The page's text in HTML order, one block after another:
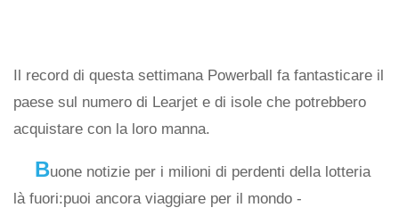
Il record di questa settimana Powerball fa fantasticare il
paese sul numero di Learjet e di isole che potrebbero
acquistare con la loro manna.
Buone notizie per i milioni di perdenti della lotteria
là fuori:puoi ancora viaggiare per il mondo -